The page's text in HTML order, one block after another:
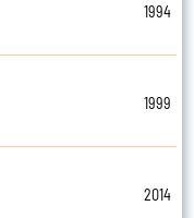
1994
1999
2014